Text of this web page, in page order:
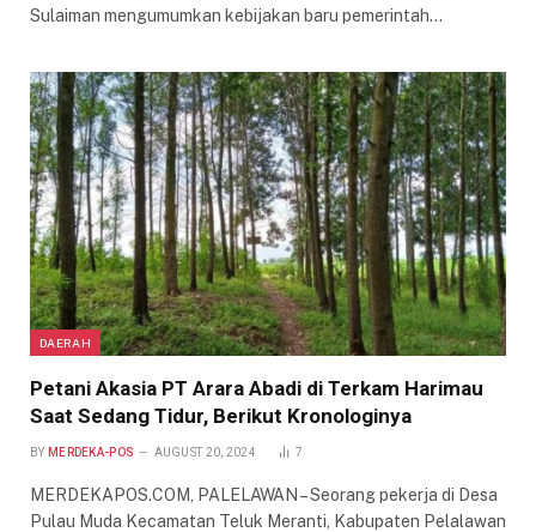
Sulaiman mengumumkan kebijakan baru pemerintah…
DAERAH
Petani Akasia PT Arara Abadi di Terkam Harimau
Saat Sedang Tidur, Berikut Kronologinya
BY MERDEKA-POS AUGUST 20, 2024 7
MERDEKAPOS.COM, PALELAWAN – Seorang pekerja di Desa
Pulau Muda Kecamatan Teluk Meranti, Kabupaten Pelalawan